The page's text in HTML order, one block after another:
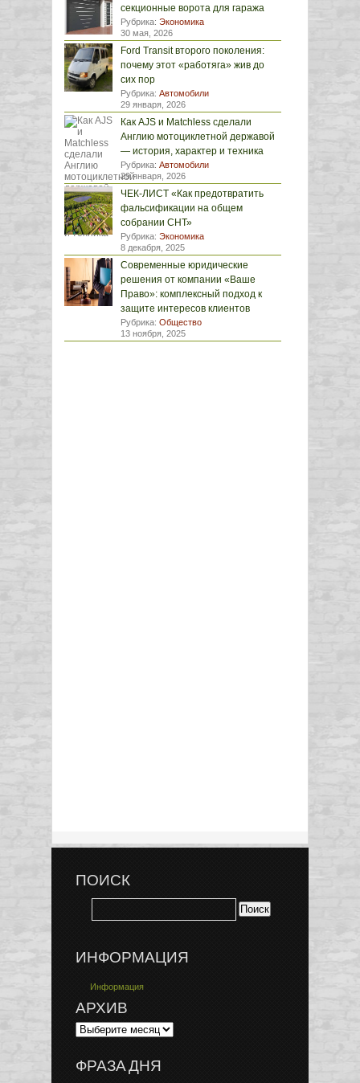
секционные ворота для гаража
Рубрика: Экономика
30 мая, 2026
Ford Transit второго поколения:
почему этот «работяга» жив до
сих пор
Рубрика: Автомобили
29 января, 2026
Как AJS и Matchless сделали
Англию мотоциклетной державой
— история, характер и техника
Рубрика: Автомобили
29 января, 2026
ЧЕК-ЛИСТ «Как предотвратить
фальсификации на общем
собрании СНТ»
Рубрика: Экономика
8 декабря, 2025
Современные юридические
решения от компании «Ваше
Право»: комплексный подход к
защите интересов клиентов
Рубрика: Общество
13 ноября, 2025
ПОИСК
ИНФОРМАЦИЯ
Информация
АРХИВ
ФРАЗА ДНЯ